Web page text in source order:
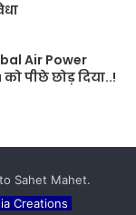
Air Power
पीछे छोड़ दिया..!
Sahet Mahet.
Creations